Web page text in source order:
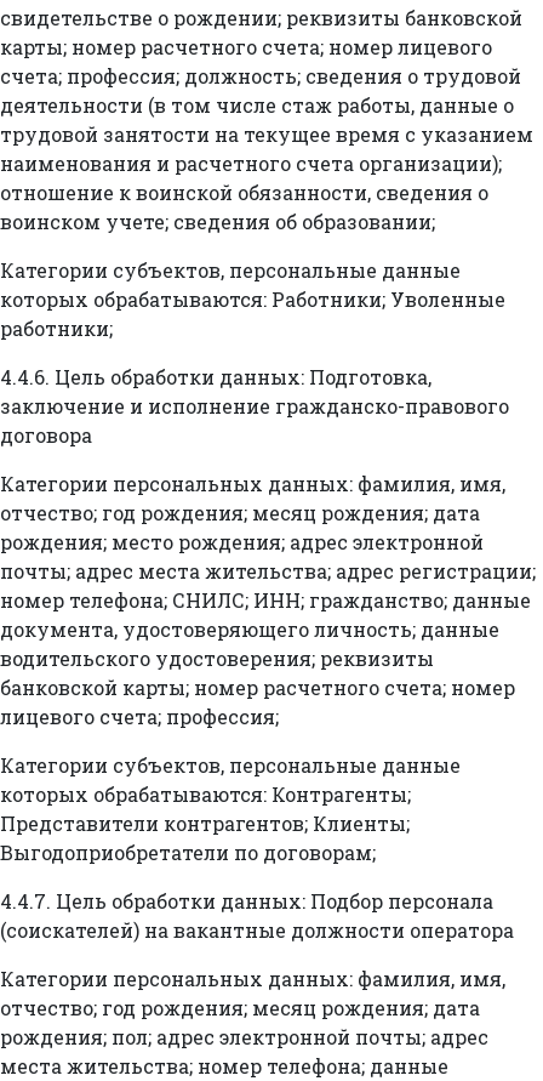
свидетельстве о рождении; реквизиты банковской
карты; номер расчетного счета; номер лицевого
счета; профессия; должность; сведения о трудовой
деятельности (в том числе стаж работы, данные о
трудовой занятости на текущее время с указанием
наименования и расчетного счета организации);
отношение к воинской обязанности, сведения о
воинском учете; сведения об образовании;
Категории субъектов, персональные данные
которых обрабатываются: Работники; Уволенные
работники;
4.4.6. Цель обработки данных: Подготовка,
заключение и исполнение гражданско-правового
договора
Категории персональных данных: фамилия, имя,
отчество; год рождения; месяц рождения; дата
рождения; место рождения; адрес электронной
почты; адрес места жительства; адрес регистрации;
номер телефона; СНИЛС; ИНН; гражданство; данные
документа, удостоверяющего личность; данные
водительского удостоверения; реквизиты
банковской карты; номер расчетного счета; номер
лицевого счета; профессия;
Категории субъектов, персональные данные
которых обрабатываются: Контрагенты;
Представители контрагентов; Клиенты;
Выгодоприобретатели по договорам;
4.4.7. Цель обработки данных: Подбор персонала
(соискателей) на вакантные должности оператора
Категории персональных данных: фамилия, имя,
отчество; год рождения; месяц рождения; дата
рождения; пол; адрес электронной почты; адрес
места жительства; номер телефона; данные